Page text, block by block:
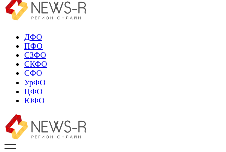
ДФО
ПФО
СЗФО
СКФО
СФО
УрФО
ЦФО
ЮФО